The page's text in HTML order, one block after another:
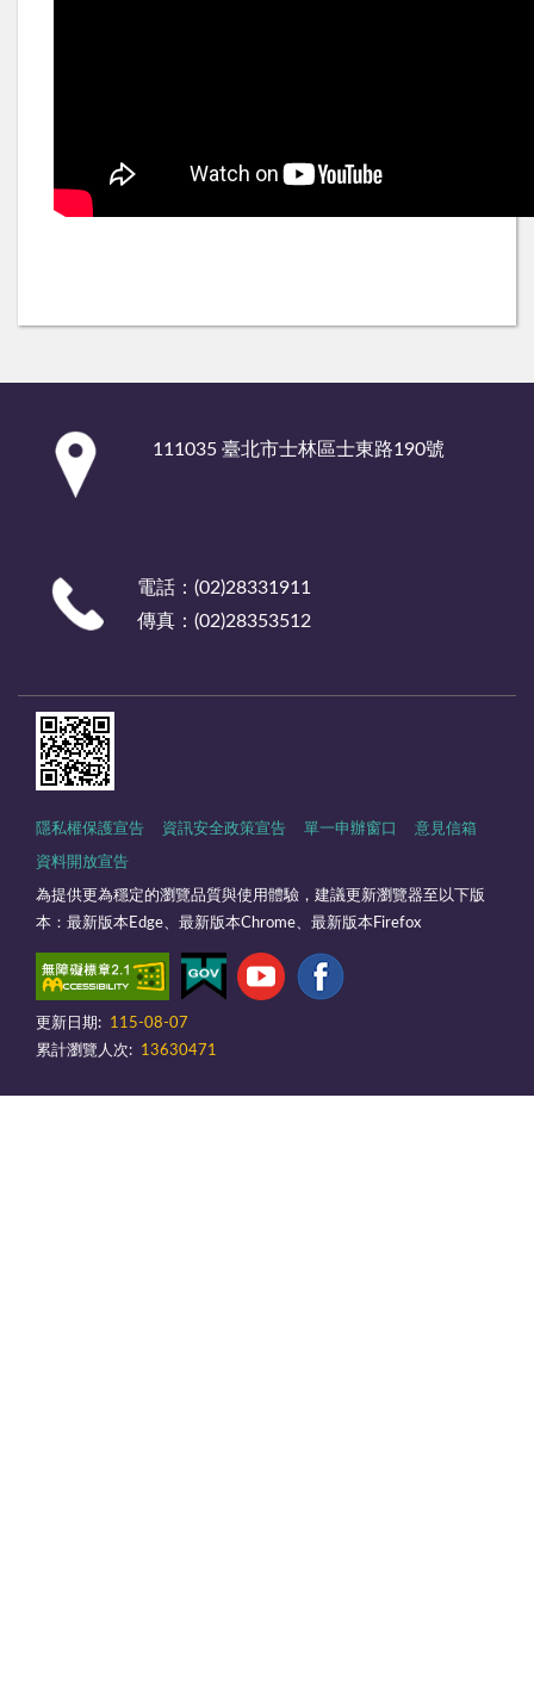
111035 臺北市士林區士東路190號
電話：(02)28331911
傳真：(02)28353512
隱私權保護宣告 資訊安全政策宣告 單一申辦窗口 意見信箱
資料開放宣告
為提供更為穩定的瀏覽品質與使用體驗，建議更新瀏覽器至以下版
本：最新版本Edge、最新版本Chrome、最新版本Firefox
更新日期:
115-08-07
累計瀏覽人次:
13630471